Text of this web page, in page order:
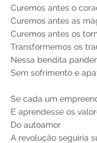
Curemos antes o
Curemos antes as
Curemos antes os
Transformemos os
Nessa bendita
Sem sofrimento e
Se cada um
E aprendesse os
Do autoamor
A revolução seguiria